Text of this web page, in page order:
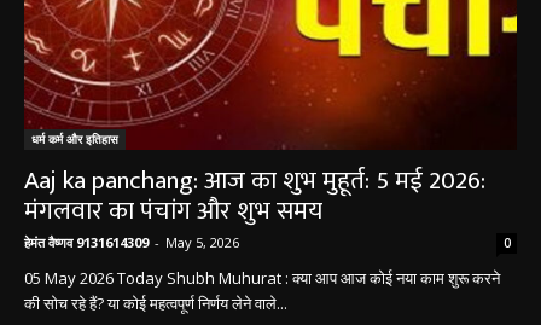
धर्म कर्म और इतिहास
Aaj ka panchang: आज का शुभ मुहूर्त: 5 मई 2026:
मंगलवार का पंचांग और शुभ समय
हेमंत वैष्णव 9131614309 - May 5, 2026 0
05 May 2026 Today Shubh Muhurat : क्या आप आज कोई नया काम शुरू करने
की सोच रहे हैं? या कोई महत्वपूर्ण निर्णय लेने वाले...